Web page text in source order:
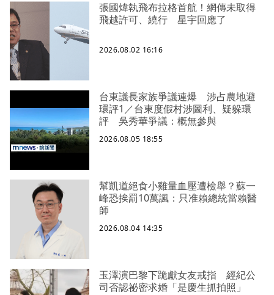
張國煒執飛布拉格首航！網傳未取得
飛越許可、繞行 星宇回應了
2026.08.02 16:16
台東議長家族爭議連爆 涉占農地避
環評1／台東度假村涉圖利、疑躲環
評 吳秀華爭議：概無參與
2026.08.05 18:55
幫凱道絕食小雞量血壓遭檢舉？蘇一
峰恐挨罰10萬諷：只准賴總統當賴醫
師
2026.08.04 14:35
玉澤演巴黎下跪獻女友戒指 經紀公
司否認祕密求婚「是慶生抓拍照」